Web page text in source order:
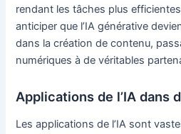
rendant les tâches plus
anticiper que l’IA générative
dans la création de contenu,
numériques à de véritables
Applications de l’IA dans
Les applications de l’IA sont